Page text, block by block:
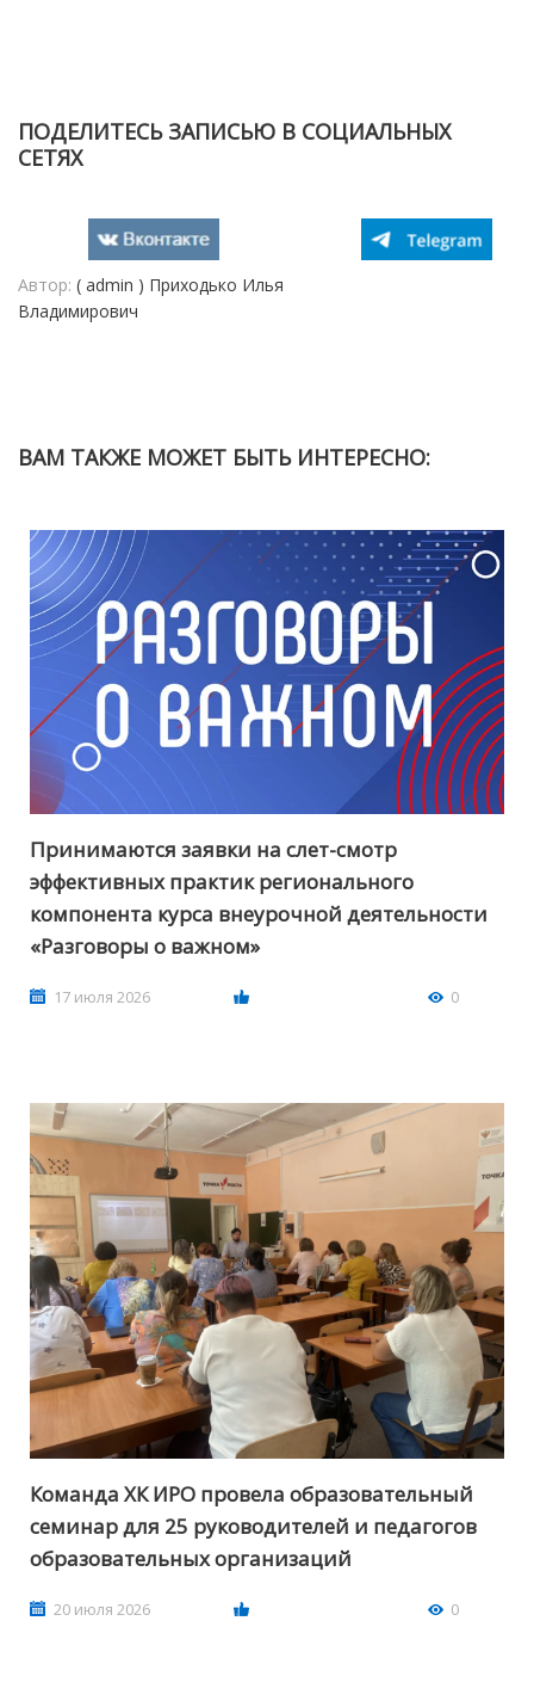
ПОДЕЛИТЕСЬ ЗАПИСЬЮ В СОЦИАЛЬНЫХ
СЕТЯХ
Автор: ( admin ) Приходько Илья
Владимирович
ВАМ ТАКЖЕ МОЖЕТ БЫТЬ ИНТЕРЕСНО:
Принимаются заявки на слет-смотр
эффективных практик регионального
компонента курса внеурочной деятельности
«Разговоры о важном»
17 июля 2026 0
Команда ХК ИРО провела образовательный
семинар для 25 руководителей и педагогов
образовательных организаций
20 июля 2026 0